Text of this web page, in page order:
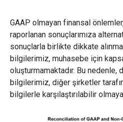
GAAP olmayan finansal
raporlanan sonuçlarımıza
sonuçlarla birlikte dikkate
bilgilerimiz, muhasebe için
oluşturmamaktadır. Bu
bilgilerimiz, diğer şirketler
bilgilerle karşılaştırılabilir